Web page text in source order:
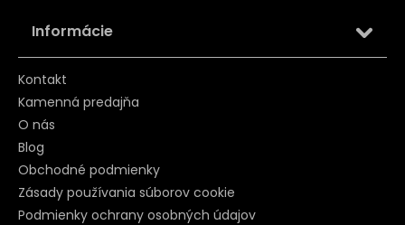
Informácie
Kontakt
Kamenná predajňa
O nás
Blog
Obchodné podmienky
Zásady používania súborov cookie
Podmienky ochrany osobných údajov